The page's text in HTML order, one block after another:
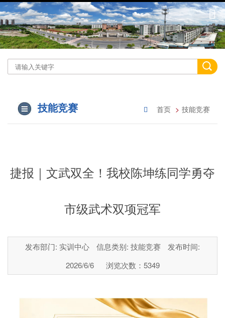
技能竞赛 首页 技能竞赛
捷报｜文武双全！我校陈坤练同学勇夺
市级武术双项冠军
发布部门: 实训中心 信息类别: 技能竞赛
发布时间:
2026/6/6
浏览次数： 5349